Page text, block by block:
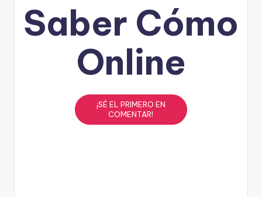
Saber Cómo
Online
¡SÉ EL PRIMERO EN
COMENTAR!